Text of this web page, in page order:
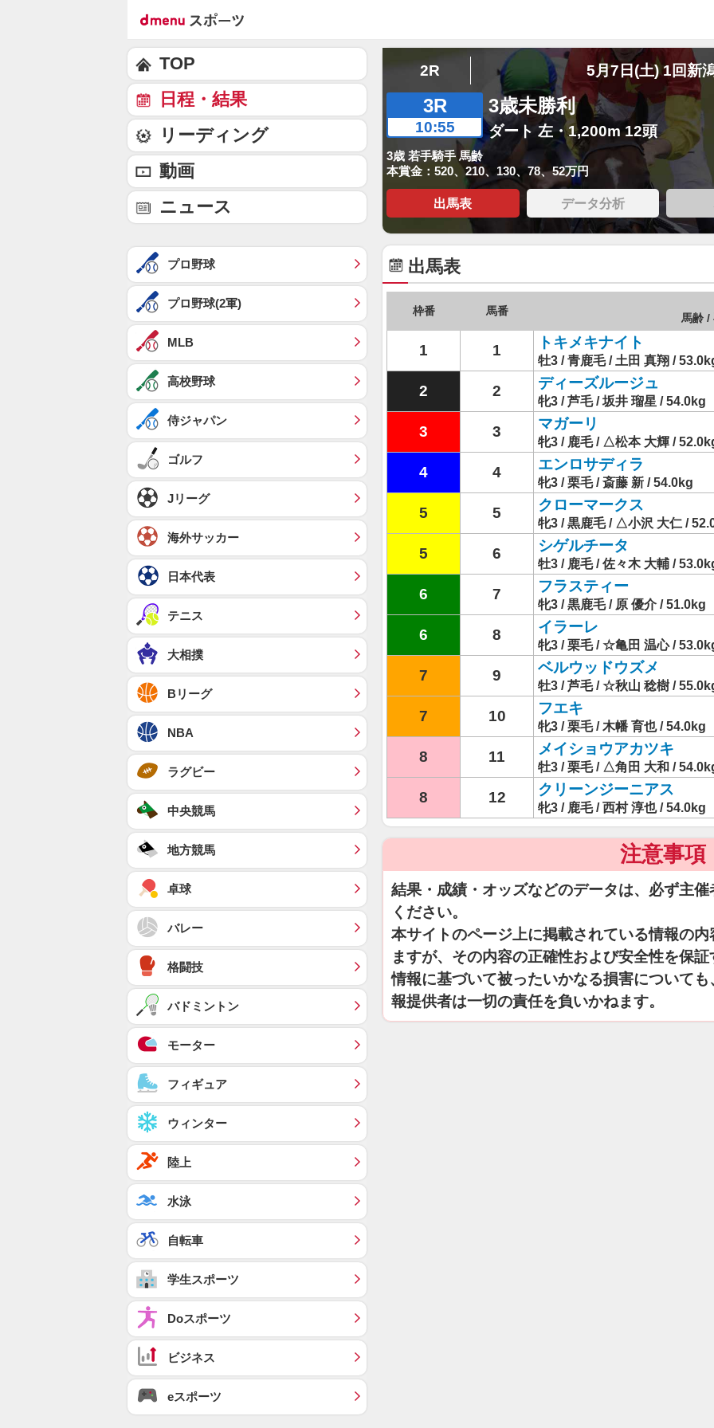
2R 5月7日(土) 1回新
3R
10:55
3歳未勝利
ダート 左・1,200m 12頭
3歳 若手騎手 馬齢
本賞金：520、210、130、78、52万円
出馬表 データ分析
出馬表
枠番 馬番
馬齢 /
1 1 トキメキナイト
牡3 / 青鹿毛 / 土田 真翔 /
2 2 ディーズルージュ
牝3 / 芦毛 / 坂井 瑠星 / 54.0kg
3 3 マガーリ
牝3 / 鹿毛 / △松本 大輝 /
4 4 エンロサディラ
牝3 / 栗毛 / 斎藤 新 / 54.0kg
5 5 クローマークス
牝3 / 黒鹿毛 / △小沢 大仁 /
5 6 シゲルチータ
牡3 / 鹿毛 / 佐々木 大輔 /
6 7 フラスティー
牝3 / 黒鹿毛 / 原 優介 / 51.0kg
6 8 イラーレ
牝3 / 栗毛 / ☆亀田 温心 /
7 9 ベルウッドウズメ
牡3 / 芦毛 / ☆秋山 稔樹 /
7 10 フエキ
牝3 / 栗毛 / 木幡 育也 / 54.0kg
8 11 メイショウアカツキ
牡3 / 栗毛 / △角田 大和 /
8 12 クリーンジーニアス
牝3 / 鹿毛 / 西村 淳也 / 54.0kg
注意事項
結果・成績・オッズなどのデータは、必ず主
ください。
本サイトのページ上に掲載されている情報の
ますが、その内容の正確性および安全性を保
情報に基づいて被ったいかなる損害について
報提供者は一切の責任を負いかねます。
TOP
日程・結果
リーディング
動画
ニュース
プロ野球
プロ野球(2軍)
MLB
高校野球
侍ジャパン
ゴルフ
Jリーグ
海外サッカー
日本代表
テニス
大相撲
Bリーグ
NBA
ラグビー
中央競馬
地方競馬
卓球
バレー
格闘技
バドミントン
モーター
フィギュア
ウィンター
陸上
水泳
自転車
学生スポーツ
Doスポーツ
ビジネス
eスポーツ